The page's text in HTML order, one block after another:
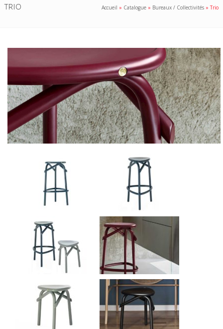
TRIO Accueil » Catalogue » Bureaux / Collectivités »Trio